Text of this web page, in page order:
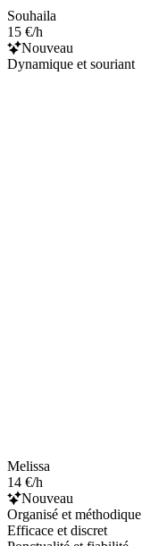
Souhaila
15 €/h
Nouveau
Dynamique et souriant
Melissa
14 €/h
Nouveau
Organisé et méthodique
Efficace et discret